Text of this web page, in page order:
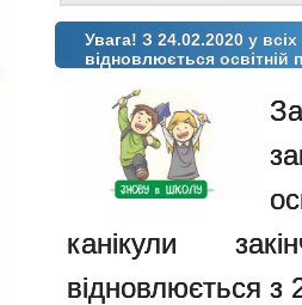
Увага! З 24.02.2020 у
відновлюється освітній
канікули
відновлюється з